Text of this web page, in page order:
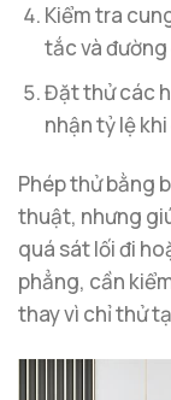
Kiểm tra
tắc và đường
Đặt thử các
nhận tỷ lệ
Phép thử bằng
thuật, nhưng
quá sát lối đi
phẳng, cần
thay vì chỉ thử